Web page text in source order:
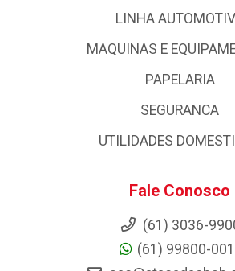
LINHA
MAQUINAS E
PAPELARIA
SEGURANCA
UTILIDADES
Fale Conosco
(61) 3036-
(61) 99800-